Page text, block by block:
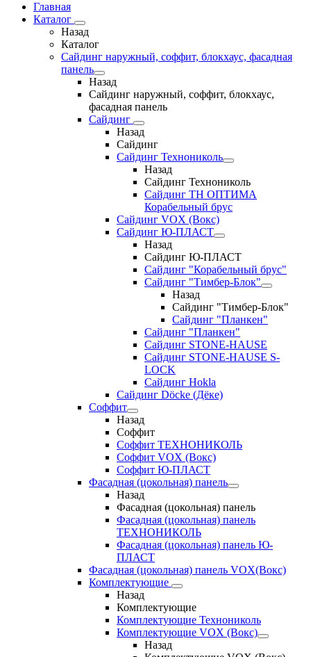
Главная
Каталог
Назад
Каталог
Сайдинг наружный, соффит, блокхаус, фасадная
панель
Назад
Сайдинг наружный, соффит, блокхаус,
фасадная панель
Сайдинг
Назад
Сайдинг
Сайдинг Технониколь
Назад
Сайдинг Технониколь
Сайдинг ТН ОПТИМА
Корабельный брус
Сайдинг VOX (Вокс)
Сайдинг Ю-ПЛАСТ
Назад
Сайдинг Ю-ПЛАСТ
Сайдинг "Корабельный брус"
Сайдинг "Тимбер-Блок"
Назад
Сайдинг "Тимбер-Блок"
Сайдинг "Планкен"
Сайдинг "Планкен"
Сайдинг STONE-HAUSE
Сайдинг STONE-HAUSE S-
LOCK
Сайдинг Hokla
Сайдинг Döcke (Дёке)
Соффит
Назад
Соффит
Соффит ТЕХНОНИКОЛЬ
Соффит VOX (Вокс)
Соффит Ю-ПЛАСТ
Фасадная (цокольная) панель
Назад
Фасадная (цокольная) панель
Фасадная (цокольная) панель
ТЕХНОНИКОЛЬ
Фасадная (цокольная) панель Ю-
ПЛАСТ
Фасадная (цокольная) панель VOX(Вокс)
Комплектующие
Назад
Комплектующие
Комплектующие Технониколь
Комплектующие VOX (Вокс)
Назад